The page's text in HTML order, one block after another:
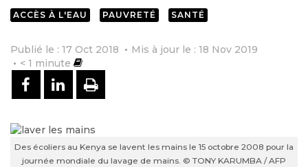
ACCÈS À L'EAU PAUVRETÉ SANTÉ
Publié le : 17 Oct 2018
Mis à jour le : 18 Nov 2019
< 1 minute
PARTAGER SUR FACEBOOK
PARTAGER SUR LINKEDIN
IMPRIMER
Des écoliers au Kenya se lavent les mains le 15 octobre 2008 pour la
journée mondiale du lavage de mains. © TONY KARUMBA / AFP